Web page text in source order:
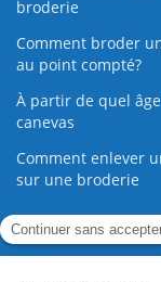
broderie
Comment broder
au point compté?
À partir de quel
canevas
Comment enlever
sur une broderie
Guide de la